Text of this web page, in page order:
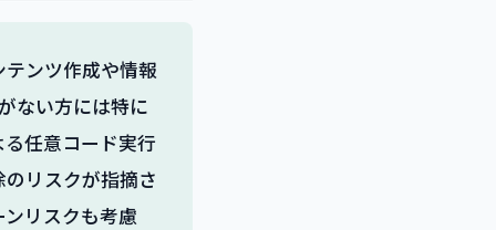
テンツ作成や情報
ない方には特に
任意コード実行
リスクが指摘さ
リスクも考慮